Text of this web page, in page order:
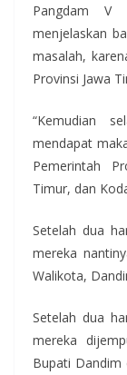
Pangdam V
menjelaskan
masalah,
Provinsi Jawa
“Kemudian
mendapat
Pemerintah
Timur, dan
Setelah dua
mereka
Walikota,
Setelah dua
mereka
Bupati Dandim